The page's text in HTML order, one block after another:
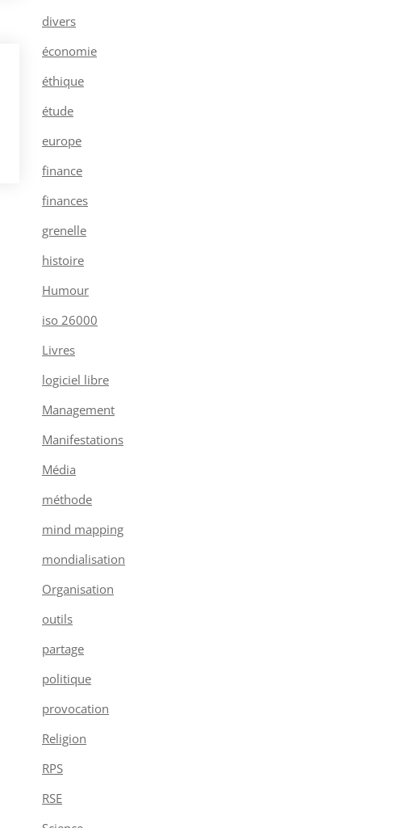
divers
économie
éthique
étude
europe
finance
finances
grenelle
histoire
Humour
iso 26000
Livres
logiciel libre
Management
Manifestations
Média
méthode
mind mapping
mondialisation
Organisation
outils
partage
politique
provocation
Religion
RPS
RSE